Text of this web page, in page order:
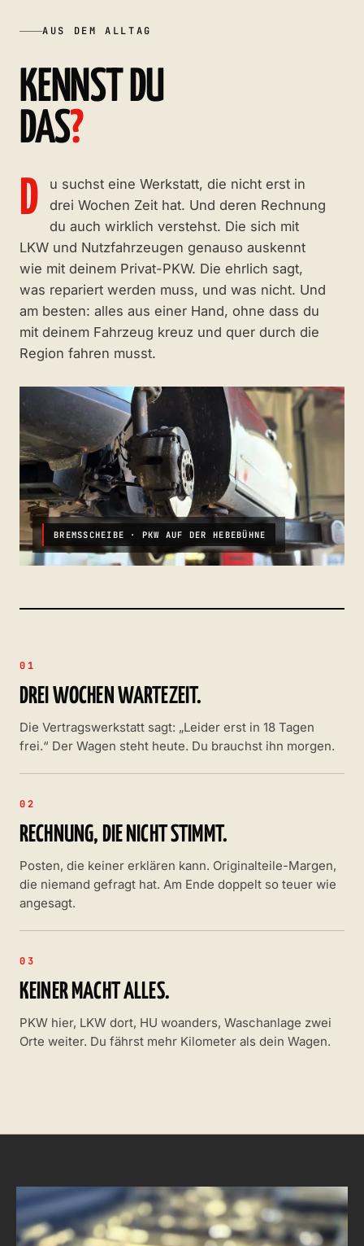
AUS DEM ALLTAG
KENNST DU
DAS?
Du suchst eine Werkstatt, die nicht erst in
drei Wochen Zeit hat. Und deren Rechnung
du auch wirklich verstehst. Die sich mit
LKW und Nutzfahrzeugen genauso auskennt
wie mit deinem Privat-PKW. Die ehrlich sagt,
was repariert werden muss, und was nicht. Und
am besten: alles aus einer Hand, ohne dass du
mit deinem Fahrzeug kreuz und quer durch die
Region fahren musst.
BREMSSCHEIBE · PKW AUF DER HEBEBÜHNE
01
DREI WOCHEN WARTEZEIT.
Die Vertragswerkstatt sagt: „Leider erst in 18 Tagen
frei.“ Der Wagen steht heute. Du brauchst ihn morgen.
02
RECHNUNG, DIE NICHT STIMMT.
Posten, die keiner erklären kann. Originalteile-Margen,
die niemand gefragt hat. Am Ende doppelt so teuer wie
angesagt.
03
KEINER MACHT ALLES.
PKW hier, LKW dort, HU woanders, Waschanlage zwei
Orte weiter. Du fährst mehr Kilometer als dein Wagen.